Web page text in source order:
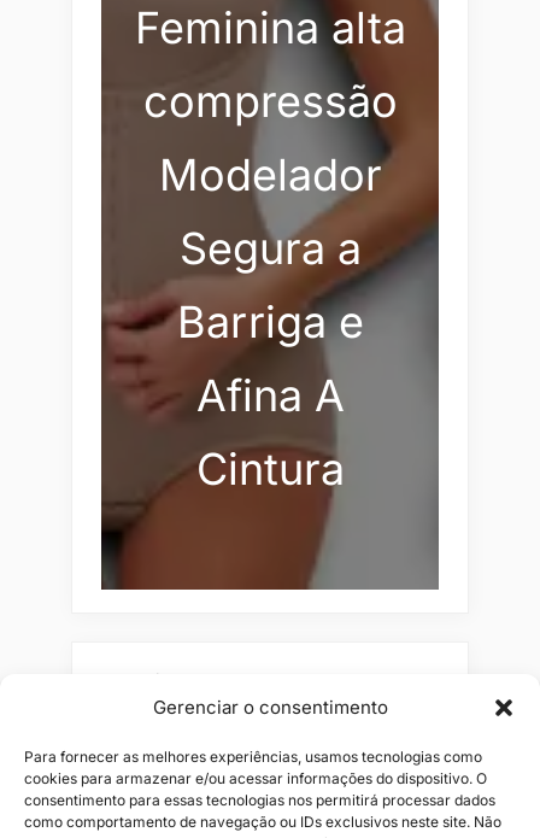
Gerenciar o consentimento
Para fornecer as melhores experiências, usamos tecnologias como
cookies para armazenar e/ou acessar informações do dispositivo. O
consentimento para essas tecnologias nos permitirá processar dados
como comportamento de navegação ou IDs exclusivos neste site. Não
Feminina alta
compressão
Modelador
Segura a
Barriga e
Afina A
Cintura
Pesquisar